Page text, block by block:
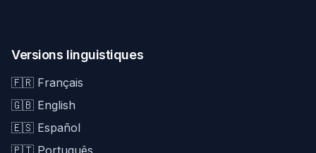
Versions linguistiques
🇫🇷 Français
🇬🇧 English
🇪🇸 Español
🇵🇹 Português